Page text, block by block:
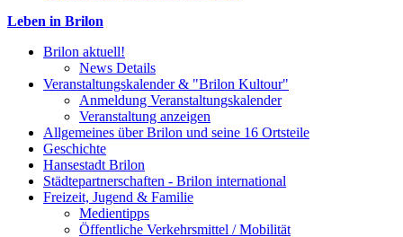
Leben in Brilon
Brilon aktuell!
News Details
Veranstaltungskalender & "Brilon Kultour"
Anmeldung Veranstaltungskalender
Veranstaltung anzeigen
Allgemeines über Brilon und seine 16 Ortsteile
Geschichte
Hansestadt Brilon
Städtepartnerschaften - Brilon international
Freizeit, Jugend & Familie
Medientipps
Öffentliche Verkehrsmittel / Mobilität